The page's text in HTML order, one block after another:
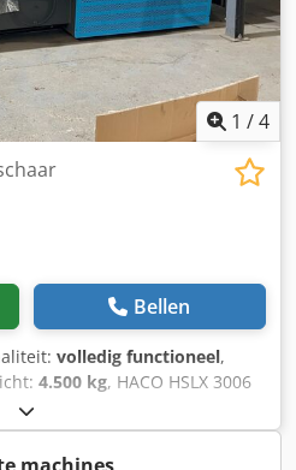
1 /4
Bellen
volledig functioneel,
4.500 kg, HACO HSLX 3006
een nieuwe set messen en een
staat: Uitstekend Capaciteit
Lengte achteraanslag:
machines